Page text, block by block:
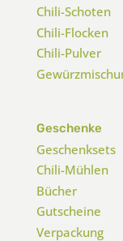
Chili-Schoten
Chili-Flocken
Chili-Pulver
Geschenke
Geschenksets
Chili-Mühlen
Bücher
Gutscheine
Verpackung